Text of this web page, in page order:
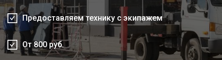
Предоставляем технику с экипажем
От 800 руб.